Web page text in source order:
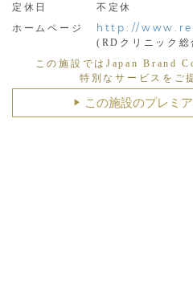
定休日
不定休
ホームページ
http://
(RDクリニック総
この施設ではJapan Brand
特別なサービスをご
▶︎ この施設のプレミ